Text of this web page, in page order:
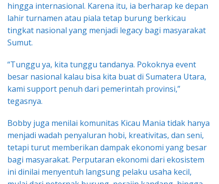
hingga internasional. Karena itu, ia berharap ke depan
lahir turnamen atau piala tetap burung berkicau
tingkat nasional yang menjadi legacy bagi masyarakat
Sumut.
“Tunggu ya, kita tunggu tandanya. Pokoknya event
besar nasional kalau bisa kita buat di Sumatera Utara,
kami support penuh dari pemerintah provinsi,”
tegasnya.
Bobby juga menilai komunitas Kicau Mania tidak hanya
menjadi wadah penyaluran hobi, kreativitas, dan seni,
tetapi turut memberikan dampak ekonomi yang besar
bagi masyarakat. Perputaran ekonomi dari ekosistem
ini dinilai menyentuh langsung pelaku usaha kecil,